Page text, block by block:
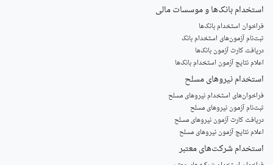
استخدام‌ بانک‌ها و موسسات مالی
فراخوان استخدام بانک‌ها
‌ثبت‌نام آزمون‌های استخدام بانک
دریافت کارت آزمون بانک‌ها
اعلام نتایج آزمون استخدام بانک‌ها
استخدام‌ نیروهای مسلح
‌فراخوان‌های استخدام‌ نیروهای مسلح
ثبت‌نام آزمون نیروهای مسلح
دریافت کارت آزمون نیروهای مسلح
اعلام نتایج آزمون نیروهای مسلح
استخدام‌ شرکت‌های معتبر